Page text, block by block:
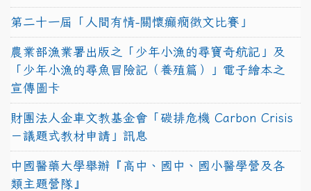
第二十一屆「人間有情-關懷癲癇徵文比賽」
農業部漁業署出版之「少年小漁的尋寶奇航記」及
「少年小漁的尋魚冒險記（養殖篇）」電子繪本之
宣傳圖卡
財團法人金車文教基金會「碳排危機 Carbon Crisis
－議題式教材申請」訊息
中國醫藥大學舉辦『高中、國中、國小醫學營及各
類主題營隊』